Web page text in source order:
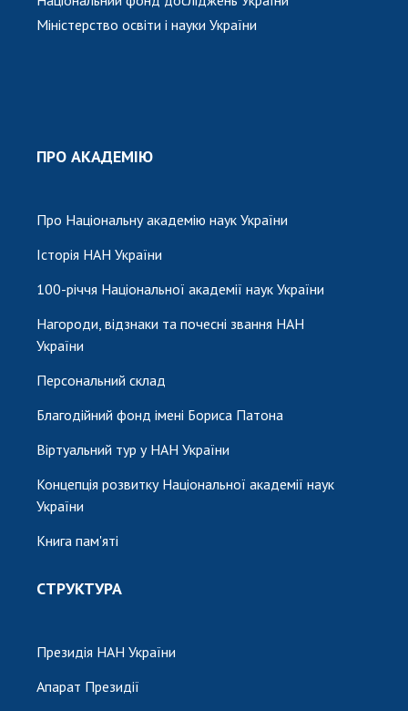
Міністерство освіти і науки України
ПРО АКАДЕМІЮ
Про Національну академію наук України
Історія НАН України
100-річчя Національної академії наук України
Нагороди, відзнаки та почесні звання НАН
України
Персональний склад
Благодійний фонд імені Бориса Патона
Віртуальний тур у НАН України
Концепція розвитку Національної академії наук
України
Книга пам'яті
СТРУКТУРА
Президія НАН України
Апарат Президії